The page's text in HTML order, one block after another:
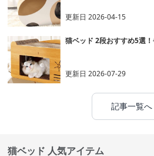
更新日2026-04-15
猫ベッド 2段おすすめ5選
更新日2026-07-29
記事一覧へ
猫ベッド 人気アイテム